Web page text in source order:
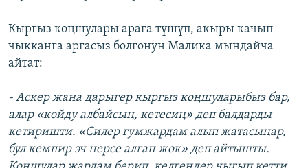
Кыргыз коңшулары арага түшүп, акыры качып
чыкканга аргасыз болгонун Малика мындайча
айтат:
- Аскер жана дарыгер кыргыз коңшуларыбыз бар,
алар «койду албайсың, кетесиң» деп балдарды
кетиришти. «Силер гумжардам алып жатасыңар,
бул кемпир эч нерсе алган жок» деп айтышты.